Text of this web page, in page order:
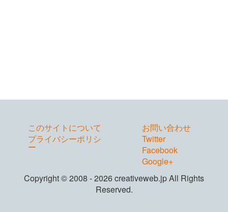
このサイトについて
プライバシーポリシ
ー
お問い合わせ
Twitter
Facebook
Google+
Copyright © 2008 - 2026 creativeweb.jp All Rights
Reserved.